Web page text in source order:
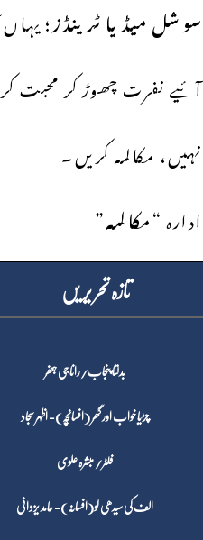
سوشلمیڈیاٹرینڈز؛
آئیے نفرت چھوڑ کر محبت
نہیں، مکالمہ کریں۔
ادارہ “مکالمہ”
تازہ تحر یر یں
بدلتا پنجاب/رانا جی جعفر
چڑیا خواب اور گھر (افسانچہ)- اظہر سجاد
فلٹر/ مبشرہ علوی
الف کی سیدھی لو(افسانہ)- حامد یزدانی